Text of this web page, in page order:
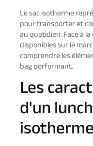
Le sac isotherme
pour transporter et
au quotidien. Face à
disponibles sur le
comprendre les
bag performant.
Les
d'un